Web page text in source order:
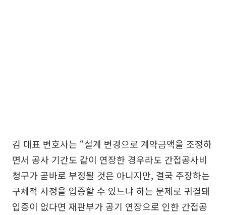
김 대표 변호사는 “설계 변경으로 계약금액을 조정하
면서 공사 기간도 같이 연장한 경우라도 간접공사비
청구가 곧바로 부정될 것은 아니지만, 결국 주장하는
구체적 사정을 입증할 수 있느냐 하는 문제로 귀결돼
입증이 없다면 재판부가 공기 연장으로 인한 간접공